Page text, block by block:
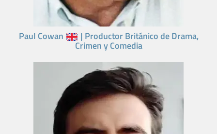
Paul Cowan | Productor Británico de Drama,
Crimen y Comedia